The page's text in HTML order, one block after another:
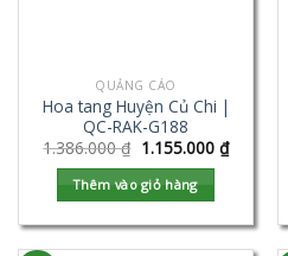
QUẢNG CÁO
Hoa tang Huyện Củ Chi |
QC-RAK-G188
1.386.000₫ 1.155.000 ₫
Thêm vào giỏ hàng